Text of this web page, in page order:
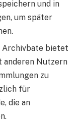
und in
um später
Archivbate bietet
anderen Nutzern
zu
für
die an